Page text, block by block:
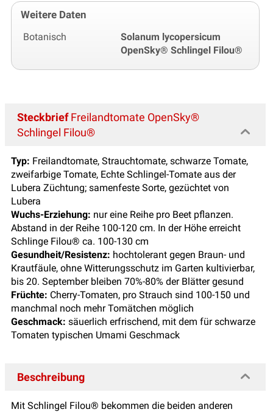
Weitere Daten
Botanisch
Solanum lycopersicum
OpenSky® Schlingel Filou®
SteckbriefFreilandtomate OpenSky®
Schlingel Filou®
Typ: Freilandtomate, Strauchtomate, schwarze Tomate,
zweifarbige Tomate, Echte Schlingel-Tomate aus der
Lubera Züchtung; samenfeste Sorte, gezüchtet von
Lubera
Wuchs-Erziehung: nur eine Reihe pro Beet pflanzen.
Abstand in der Reihe 100-120 cm. In der Höhe erreicht
Schlinge Filou® ca. 100-130 cm
Gesundheit/Resistenz: hochtolerant gegen Braun- und
Krautfäule, ohne Witterungsschutz im Garten kultivierbar,
bis 20. September bleiben 70%-80% der Blätter gesund
Früchte: Cherry-Tomaten, pro Strauch sind 100-150 und
manchmal noch mehr Tomätchen möglich
Geschmack: säuerlich erfrischend, mit dem für schwarze
Tomaten typischen Umami Geschmack
Beschreibung
Mit Schlingel Filou® bekommen die beiden anderen